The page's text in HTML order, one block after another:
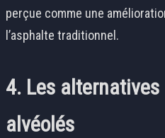
perçue comme une
l’asphalte traditionnel.
4. Les
alvéolés